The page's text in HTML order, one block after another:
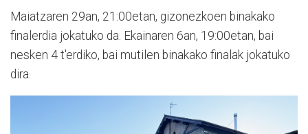
Maiatzaren 29an, 21:00etan, gizonezkoen binakako
finalerdia jokatuko da. Ekainaren 6an, 19:00etan, bai
nesken 4 t'erdiko, bai mutilen binakako finalak jokatuko
dira.